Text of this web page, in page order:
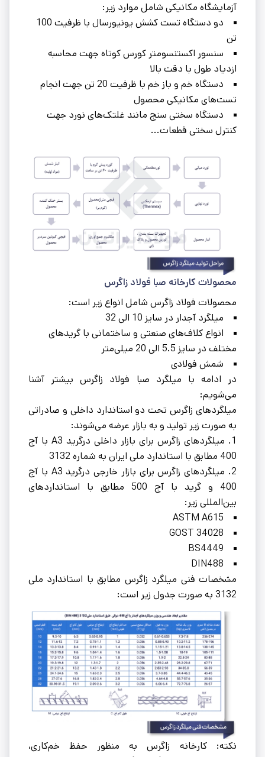
آزمایشگاه مکانیکی شامل موارد زیر:
دو دستگاه تست کشش یونیورسال با ظرفیت 100
تن
سنسور اکستنسومتر کورس کوتاه جهت محاسبه
ازدیاد طول با دقت بالا
دستگاه خم و باز خم با ظرفیت 20 تن جهت انجام
تست‌های مکانیکی محصول
دستگاه سختی سنج مانند غلتک‌های نورد جهت
کنترل سختی قطعات...
محصولات کارخانه صبا فولاد زاگرس
محصولات فولاد زاگرس شامل انواع زیر است:
میلگرد آجدار در سایز 10 الی 32
انواع کلاف‌های صنعتی و ساختمانی با گریدهای
مختلف در سایز 5.5 الی 20 میلی‌متر
شمش فولادی
در ادامه با میلگرد صبا فولاد زاگرس بیشتر آشنا
می‌شویم:
میلگردهای زاگرس تحت دو استاندارد داخلی و صادراتی
به صورت زیر تولید و به بازار عرضه می‌شوند:
1. ميلگردهای زاگرس برای بازار داخلی درگرید A3 با آج
400 مطابق با استاندارد ملی ايران به شماره 3132
2. ميلگردهای زاگرس برای بازار خارجی درگرید A3 با آج
400 و گرید با آج 500 مطابق با استانداردهای
بین‌المللی زیر:
ASTM A615
GOST 34028
BS4449
DIN488
مشخصات فنی میلگرد زاگرس مطابق با استاندارد ملی
3132 به صورت جدول زیر است:
نکته: کارخانه زاگرس به منظور حفظ خم‌کاری،